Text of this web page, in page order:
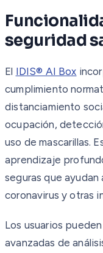
seguridad
El IDIS® AI Box
cumplimiento
distanciamiento
ocupación,
uso de mascarillas.
aprendizaje
seguras que
coronavirus y otras
Los usuarios
avanzadas de